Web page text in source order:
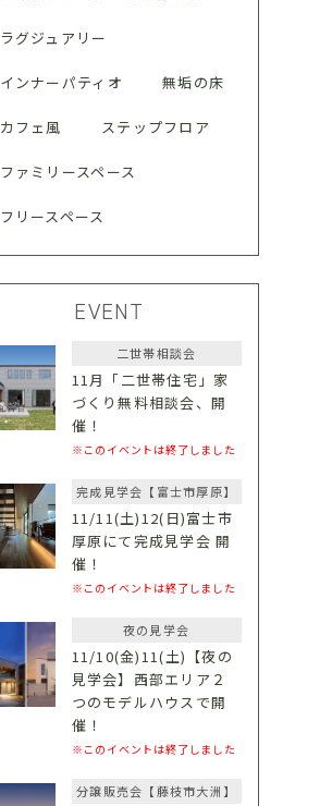
ラグジュアリー
インナーパティオ 無垢の床
カフェ風 ステップフロア
ファミリースペース
フリースペース
EVENT
二世帯相談会
11月「二世帯住宅」家
づくり無料相談会、開
催！
※このイベントは終了しました
完成見学会【富士市厚原】
11/11(土)12(日)富士市
厚原にて完成見学会 開
催！
※このイベントは終了しました
夜の見学会
11/10(金)11(土)【夜の
見学会】西部エリア２
つのモデルハウスで開
催！
※このイベントは終了しました
分譲販売会【藤枝市大洲】